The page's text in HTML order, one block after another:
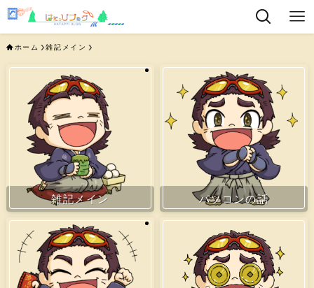
ホーム 雑記メイン
雑記メイン パソコンの話